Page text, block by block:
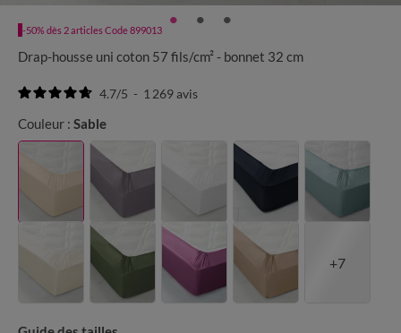
-50% dès 2 articles Code 899013
Drap-housse uni coton 57 fils/cm² - bonnet 32 cm
4.7/5 - 1 269avis
Couleur : Sable
+7